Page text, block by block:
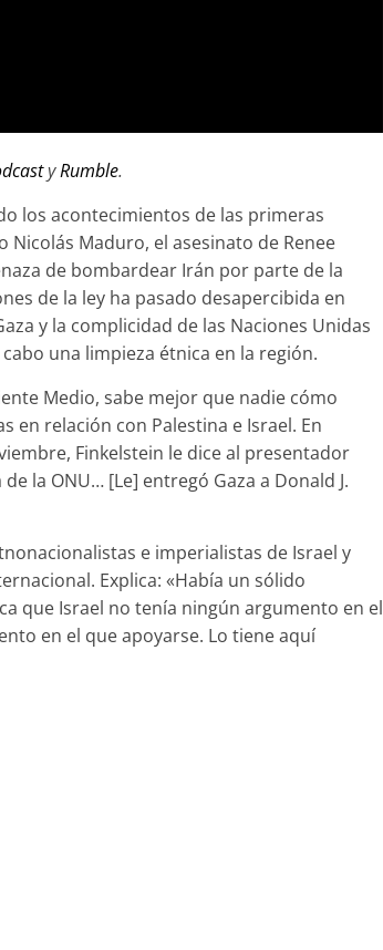
yRumble.
los acontecimientos de las primeras
Maduro, el asesinato de Renee
de bombardear Irán por parte de la
de la ley ha pasado desapercibida en
y la complicidad de las Naciones Unidas
una limpieza étnica en la región.
Medio, sabe mejor que nadie cómo
en relación con Palestina e Israel. En
Finkelstein le dice al presentador
la ONU… [Le] entregó Gaza a Donald J.
e imperialistas de Israel y
Explica: «Había un sólido
que Israel no tenía ningún argumento en el
en el que apoyarse. Lo tiene aquí